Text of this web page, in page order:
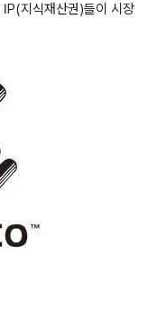
IP(지식재산권)들이 시장